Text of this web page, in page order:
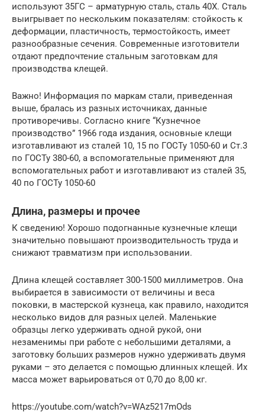
используют 35ГС – арматурную сталь, сталь 40Х. Сталь
выигрывает по нескольким показателям: стойкость к
деформации, пластичность, термостойкость, имеет
разнообразные сечения. Современные изготовители
отдают предпочтение стальным заготовкам для
производства клещей.
Важно! Информация по маркам стали, приведенная
выше, бралась из разных источниках, данные
противоречивы. Согласно книге “Кузнечное
производство” 1966 года издания, основные клещи
изготавливают из сталей 10, 15 по ГОСТу 1050-60 и Ст.3
по ГОСТу 380-60, а вспомогательные применяют для
вспомогательных работ и изготавливают из сталей 35,
40 по ГОСТу 1050-60
Длина, размеры и прочее
К сведению! Хорошо подогнанные кузнечные клещи
значительно повышают производительность труда и
снижают травматизм при использовании.
Длина клещей составляет 300-1500 миллиметров. Она
выбирается в зависимости от величины и веса
поковки, в мастерской кузнеца, как правило, находится
несколько видов для разных целей. Маленькие
образцы легко удерживать одной рукой, они
незаменимы при работе с небольшими деталями, а
заготовку больших размеров нужно удерживать двумя
руками – это делается с помощью длинных клещей. Их
масса может варьироваться от 0,70 до 8,00 кг.
https://youtube.com/watch?v=WAz5217mOds